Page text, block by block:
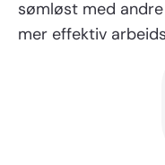
sømløst med
mer effektiv